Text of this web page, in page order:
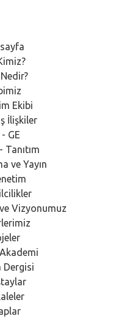
Ekibi
İlişkiler
GE
Tanıtım
ve Yayın
Vizyonumuz
Dergisi